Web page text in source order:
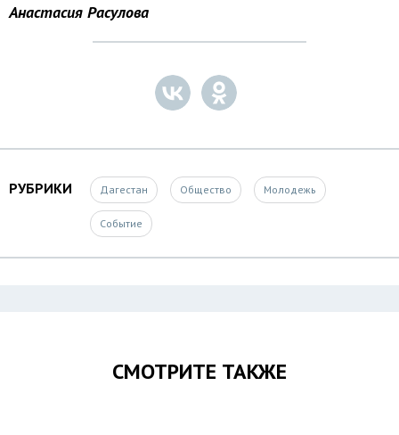
Анастасия Расулова
РУБРИКИ Дагестан Общество Молодежь
Событие
СМОТРИТЕ ТАКЖЕ